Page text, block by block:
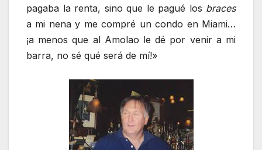
pagaba la renta, sino que le pagué los braces
a mi nena y me compré un condo en Miami…
¡a menos que al Amolao le dé por venir a mi
barra, no sé qué será de mí!»